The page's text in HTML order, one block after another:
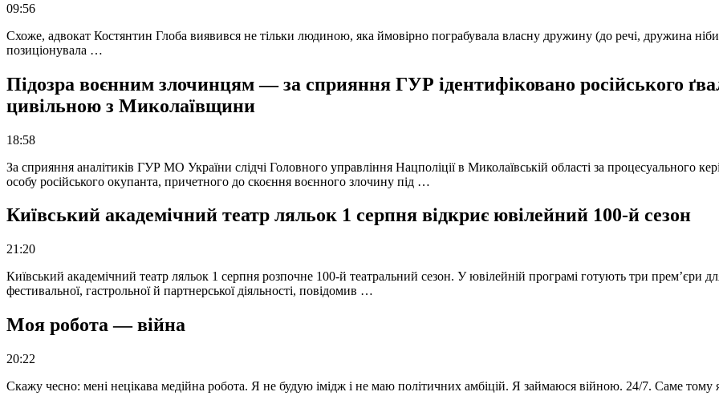
09:56
Схоже, адвокат Костянтин Глоба виявився не тільки людиною, яка ймовірно пограбувала власну дружину (до речі, дружина
позиціонувала …
Підозра воєнним злочинцям — за сприяння ГУР ідентифіковано російського
цивільною з Миколаївщини
18:58
За сприяння аналітиків ГУР МО України слідчі Головного управління Нацполіції в Миколаївській області за процесуального
особу російського окупанта, причетного до скоєння воєнного злочину під …
Київський академічний театр ляльок 1 серпня відкриє ювілейний 100-й сезон
21:20
Київський академічний театр ляльок 1 серпня розпочне 100-й театральний сезон. У ювілейній програмі готують три прем’єри
фестивальної, гастрольної й партнерської діяльності, повідомив …
Моя робота — війна
20:22
Скажу чесно: мені нецікава медійна робота. Я не будую імідж і не маю політичних амбіцій. Я займаюся війною. 24/7. Саме